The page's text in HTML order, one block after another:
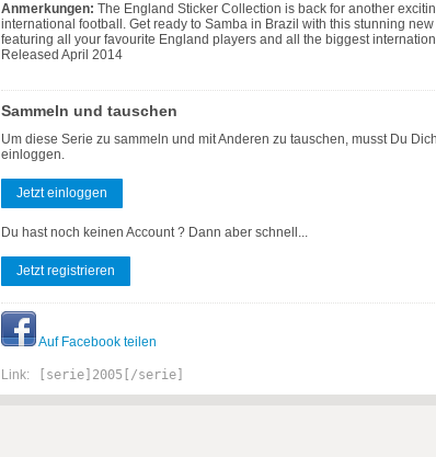
Anmerkungen: The England Sticker Collection is back for another
international football. Get ready to Samba in Brazil with this stunning
featuring all your favourite England players and all the biggest
Released April 2014
Sammeln und tauschen
Um diese Serie zu sammeln und mit Anderen zu tauschen, musst Du
einloggen.
Jetzt einloggen
Du hast noch keinen Account ? Dann aber schnell...
Jetzt registrieren
Auf Facebook teilen
Link: [serie]2005[/serie]